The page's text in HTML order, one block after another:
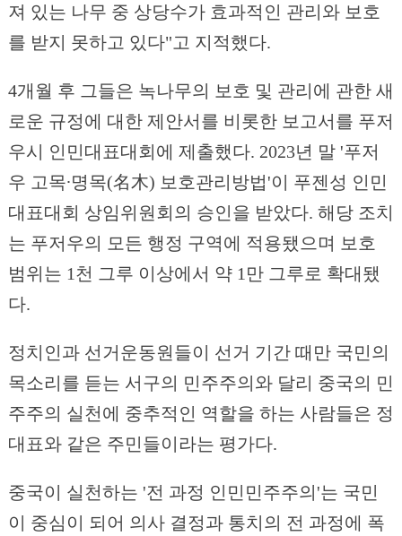
져 있는 나무 중 상당수가 효과적인 관리와 보호
를 받지 못하고 있다"고 지적했다.
4개월 후 그들은 녹나무의 보호 및 관리에 관한 새
로운 규정에 대한 제안서를 비롯한 보고서를 푸저
우시 인민대표대회에 제출했다. 2023년 말 '푸저
우 고목∙명목(名木) 보호관리방법'이 푸젠성 인민
대표대회 상임위원회의 승인을 받았다. 해당 조치
는 푸저우의 모든 행정 구역에 적용됐으며 보호
범위는 1천 그루 이상에서 약 1만 그루로 확대됐
다.
정치인과 선거운동원들이 선거 기간 때만 국민의
목소리를 듣는 서구의 민주주의와 달리 중국의 민
주주의 실천에 중추적인 역할을 하는 사람들은 정
대표와 같은 주민들이라는 평가다.
중국이 실천하는 '전 과정 인민민주주의'는 국민
이 중심이 되어 의사 결정과 통치의 전 과정에 폭